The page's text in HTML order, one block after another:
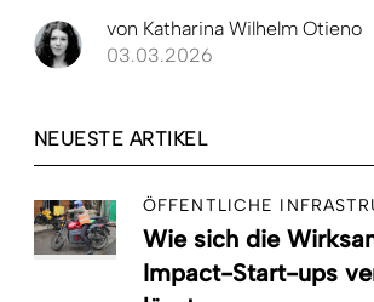
von Katharina Wilhelm Otieno
03.03.2026
NEUESTE ARTIKEL
ÖFFENTLICHE
Wie sich die
Impact-Start-ups